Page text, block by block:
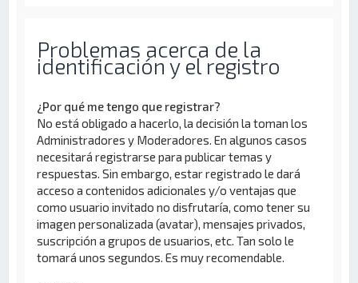
Problemas acerca de la
identificación y el registro
¿Por qué me tengo que registrar?
No está obligado a hacerlo, la decisión la toman los
Administradores y Moderadores. En algunos casos
necesitará registrarse para publicar temas y
respuestas. Sin embargo, estar registrado le dará
acceso a contenidos adicionales y/o ventajas que
como usuario invitado no disfrutaría, como tener su
imagen personalizada (avatar), mensajes privados,
suscripción a grupos de usuarios, etc. Tan solo le
tomará unos segundos. Es muy recomendable.